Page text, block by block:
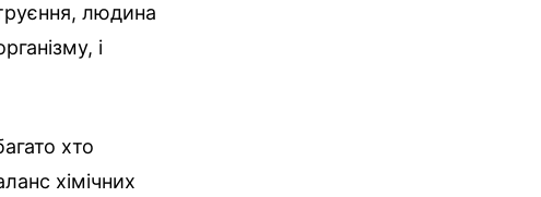
людина
і
хто
хімічних